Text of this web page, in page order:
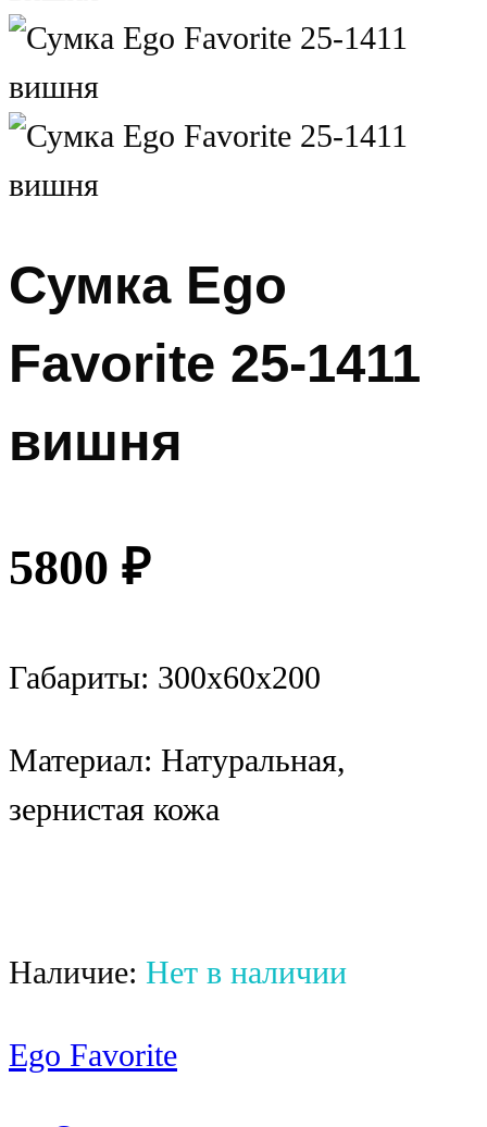
Сумка Ego
Favorite 25-1411
вишня
5800 ₽
Габариты: 300x60x200
Материал: Натуральная,
зернистая кожа
Наличие: Нет в наличии
Ego Favorite